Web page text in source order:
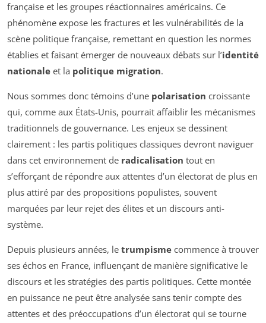
française et les groupes réactionnaires américains. Ce
phénomène expose les fractures et les vulnérabilités de la
scène politique française, remettant en question les normes
établies et faisant émerger de nouveaux débats sur l’identité
nationale et la politique migration.
Nous sommes donc témoins d’une polarisation croissante
qui, comme aux États-Unis, pourrait affaiblir les mécanismes
traditionnels de gouvernance. Les enjeux se dessinent
clairement : les partis politiques classiques devront naviguer
dans cet environnement de radicalisation tout en
s’efforçant de répondre aux attentes d’un électorat de plus en
plus attiré par des propositions populistes, souvent
marquées par leur rejet des élites et un discours anti-
système.
Depuis plusieurs années, le trumpisme commence à trouver
ses échos en France, influençant de manière significative le
discours et les stratégies des partis politiques. Cette montée
en puissance ne peut être analysée sans tenir compte des
attentes et des préoccupations d’un électorat qui se tourne